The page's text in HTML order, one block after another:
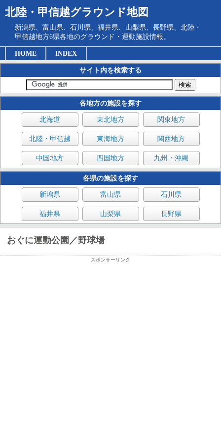
北陸・甲信越グラウンド地図
新潟県、富山県、石川県、福井県、山梨県、長野県、北陸・
甲信越地方6県各地のグラウンド・運動施設情報。
HOME INDEX
サイト内を検索する
各地方の施設を探す
北海道 東北地方 関東地方
北陸・甲信越 東海地方 関西地方
中国地方 四国地方 九州・沖縄
各県の施設を探す
新潟県 富山県 石川県
福井県 山梨県 長野県
おぐに運動公園／野球場
スポンサーリンク